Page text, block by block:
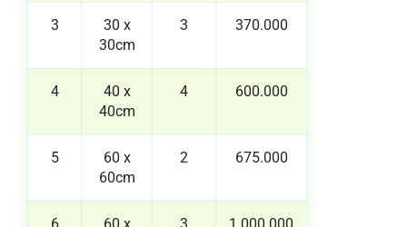
3
30 x
30cm
3 370.000
4
40 x
40cm
4 600.000
5
60 x
60cm
2 675.000
6 60 x 3 1.000.000